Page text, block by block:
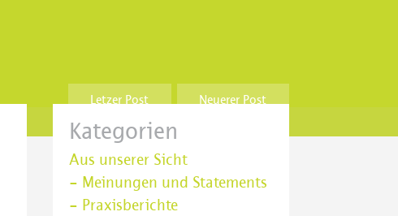
Letzer Post Neuerer Post
Kategorien
Aus unserer Sicht
– Meinungen und Statements
– Praxisberichte